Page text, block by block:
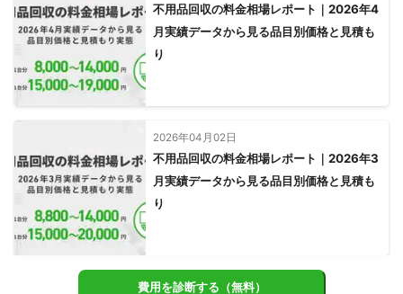
不用品回収の料金相場レポート｜2026年4
月実績データから見る品目別価格と見積も
り
2026年04月02日
不用品回収の料金相場レポート｜2026年3
月実績データから見る品目別価格と見積も
り
費用を診断する（無料）